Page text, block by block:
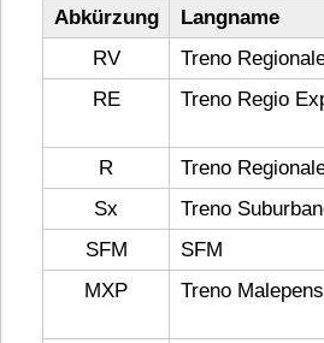
Abkürzung Langname
RV
Treno
RE
Treno Regio
R Treno
Sx
Treno
SFM
SFM
MXP
Treno